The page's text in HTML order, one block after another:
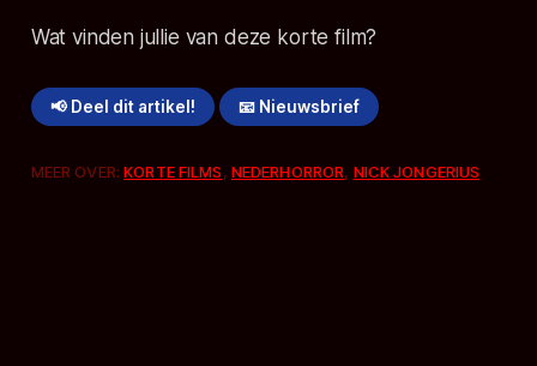
Wat vinden jullie van deze korte film?
📢 Deel dit artikel! 📧 Nieuwsbrief
MEER OVER:KORTE FILMS, NEDERHORROR, NICK JONGERIUS